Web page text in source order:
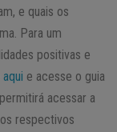
e quais os
Para um
positivas e
aqui e acesse o guia
acessar a
respectivos